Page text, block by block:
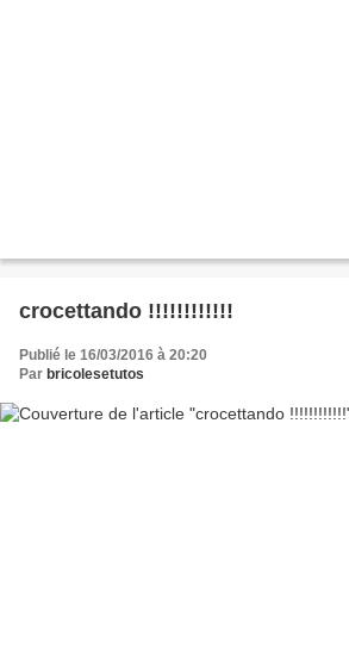
crocettando !!!!!!!!!!!!
Publié le 16/03/2016 à 20:20
Par bricolesetutos